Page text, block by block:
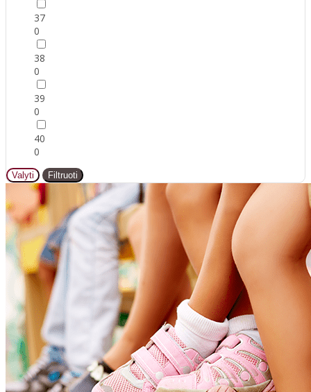
37
0
38
0
39
0
40
0
Valyti Filtruoti